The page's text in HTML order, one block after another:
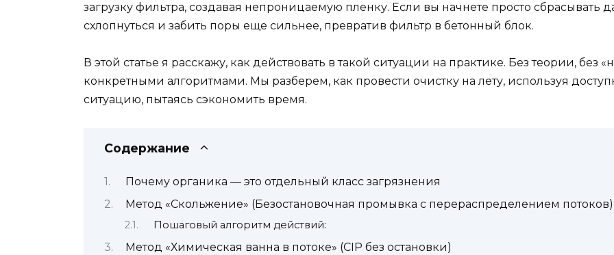
загрузку фильтра, создавая непроницаемую пленку. Если вы начнете просто сбрасывать
схлопнуться и забить поры еще сильнее, превратив фильтр в бетонный блок.
В этой статье я расскажу, как действовать в такой ситуации на практике. Без теории, без
конкретными алгоритмами. Мы разберем, как провести очистку на лету, используя
ситуацию, пытаясь сэкономить время.
Содержание
Почему органика — это отдельный класс загрязнения
Метод «Скольжение» (Безостановочная промывка с перераспределением потоков)
Пошаговый алгоритм действий:
Метод «Химическая ванна в потоке» (CIP без остановки)